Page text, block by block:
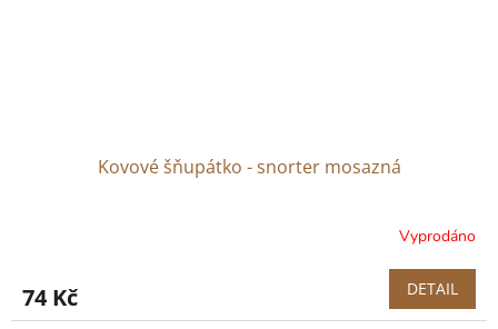
Kovové šňupátko - snorter mosazná
Vyprodáno
74 Kč DETAIL